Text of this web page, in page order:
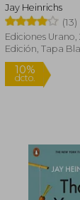
Jay Heinrichs
(13)
Ediciones Urano,
Edición, Tapa
Nuevo
10%
dcto.